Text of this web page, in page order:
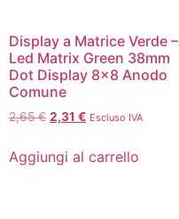
Display a Matrice Verde –
Led Matrix Green 38mm
Dot Display 8×8 Anodo
Comune
2,65€ 2,31 € Escluso IVA
Aggiungi al carrello